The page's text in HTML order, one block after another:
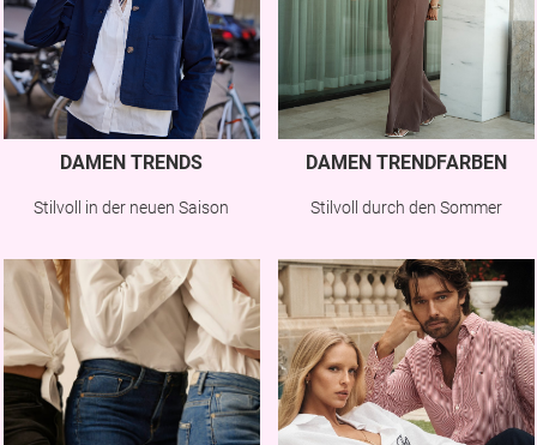
DAMEN TRENDS
Stilvoll in der neuen Saison
DAMEN TRENDFARBEN
Stilvoll durch den Sommer